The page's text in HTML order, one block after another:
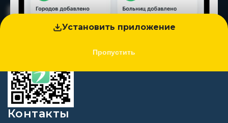
Установить приложение
Пропустить
Контакты